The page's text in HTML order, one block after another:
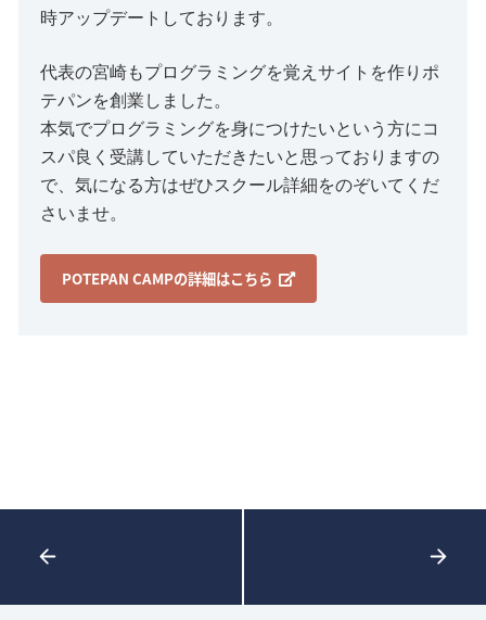
時アップデートしております。
代表の宮崎もプログラミングを覚えサイトを作りポ
テパンを創業しました。
本気でプログラミングを身につけたいという方にコ
スパ良く受講していただきたいと思っておりますの
で、気になる方はぜひスクール詳細をのぞいてくだ
さいませ。
POTEPAN CAMPの詳細はこちら